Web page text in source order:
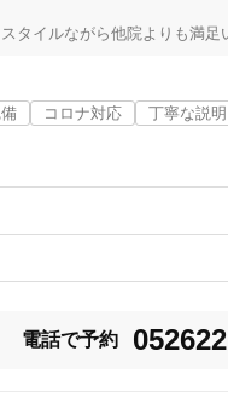
タイルながら他院よりも満
の国家資格を持った院長が責
を同時に施術することはあり
い方のために、土日祝日も通
地で、駐車場も4台分完備して
ませんのでご安心ください。
コロナ対応 丁寧な説明
電話で予約